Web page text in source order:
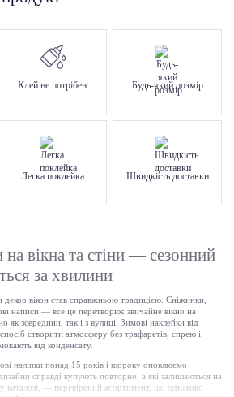
Клей не потрібен Будь-який розмір
Легка поклейка Швидкість доставки
на вікна та стіни — сезонний
за хвилини
вікон став справжньою традицією. Сніжинки,
написи — все це перетворює звичайне вікно на
як зсередини, так і з вулиці. Зимові наклейки від
створити атмосферу без трафаретів, спрею і
від конденсату.
наліпки понад 15 років і щороку оновлюємо
справді купують повторно, а які залишаються на
каталозі, — перевірений асортимент, що однаково